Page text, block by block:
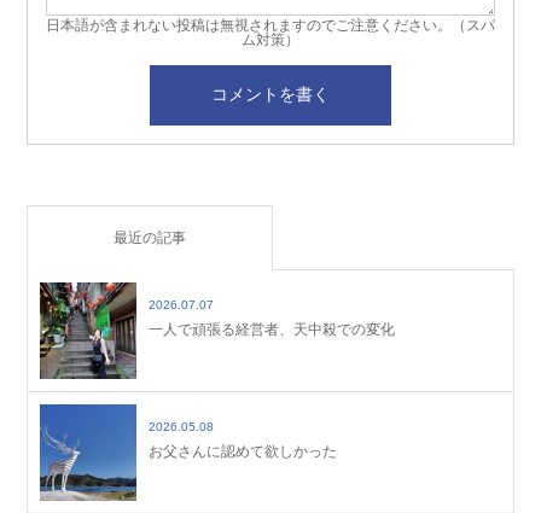
日本語が含まれない投稿は無視されますのでご注意ください。（スパ
ム対策）
最近の記事
2026.07.07
一人で頑張る経営者、天中殺での変化
2026.05.08
お父さんに認めて欲しかった